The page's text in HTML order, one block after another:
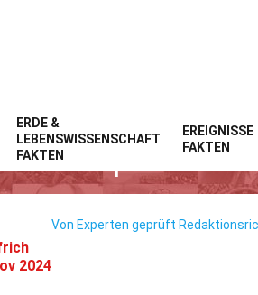
ERDE &
LEBENSWISSENSCHAFT
FAKTEN
EREIGNISSE
FAKTEN
AstronomieFakten
Über Spektrum
2024
Von Experten geprüft